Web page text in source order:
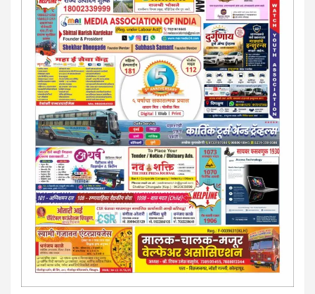
जाहिरात पब्लिश करू. माेबा. 9420939699